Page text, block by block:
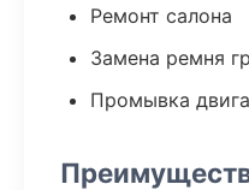
Ремонт салона
Замена ремня
Промывка